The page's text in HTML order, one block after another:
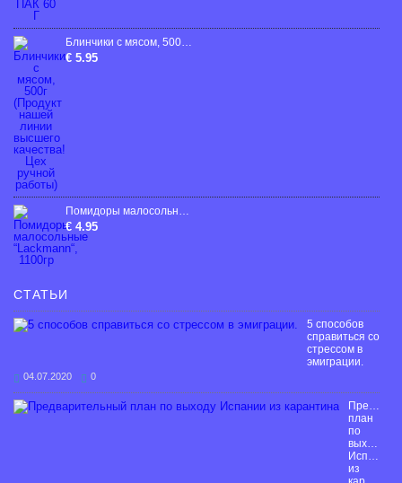
Блинчики с мясом, 500г (Продукт нашей линии высшего качества! Цех ручной работы)
€ 5.95
Помидоры малосольные “Lackmann“, 1100гp
€ 4.95
СТАТЬИ
5 способов
справиться со
стрессом в
эмиграции.
04.07.2020 0
план
по
выходу
Испании
из